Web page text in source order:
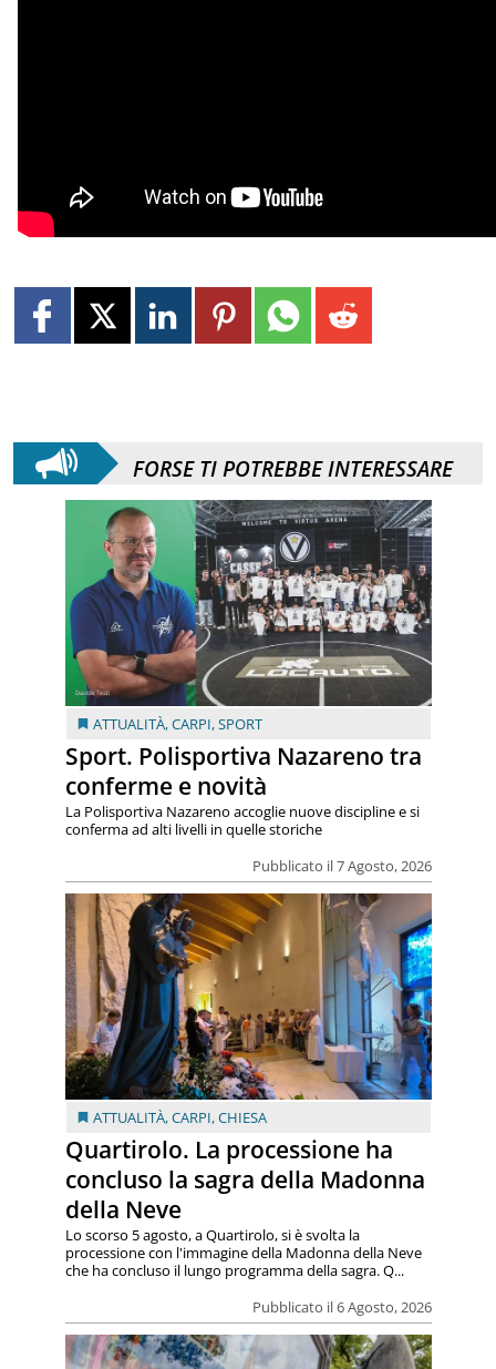
FORSE TI POTREBBE INTERESSARE
ATTUALITÀ,CARPI,SPORT
Sport. Polisportiva Nazareno tra
conferme e novità
Pubblicato il 7 Agosto, 2026
La Polisportiva Nazareno accoglie nuove discipline e si
conferma ad alti livelli in quelle storiche
ATTUALITÀ,CARPI,CHIESA
Quartirolo. La processione ha
concluso la sagra della Madonna
della Neve
Pubblicato il 6 Agosto, 2026
Lo scorso 5 agosto, a Quartirolo, si è svolta la
processione con l'immagine della Madonna della Neve
che ha concluso il lungo programma della sagra. Q...